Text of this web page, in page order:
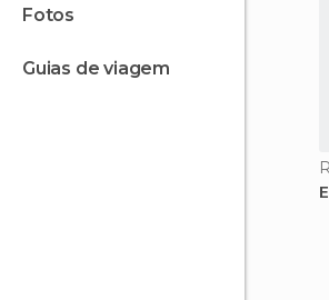
fotos
guias de viagem